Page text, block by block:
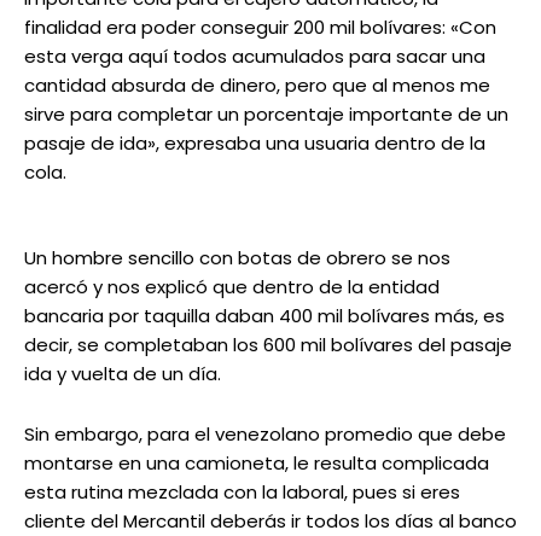
finalidad era poder conseguir 200 mil bolívares: «Con
esta verga aquí todos acumulados para sacar una
cantidad absurda de dinero, pero que al menos me
sirve para completar un porcentaje importante de un
pasaje de ida», expresaba una usuaria dentro de la
cola.
Un hombre sencillo con botas de obrero se nos
acercó y nos explicó que dentro de la entidad
bancaria por taquilla daban 400 mil bolívares más, es
decir, se completaban los 600 mil bolívares del pasaje
ida y vuelta de un día.
Sin embargo, para el venezolano promedio que debe
montarse en una camioneta, le resulta complicada
esta rutina mezclada con la laboral, pues si eres
cliente del Mercantil deberás ir todos los días al banco